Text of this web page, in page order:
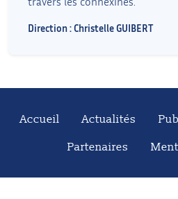
Direction : Christelle GUIBERT
Accueil Actualités
Partenaires